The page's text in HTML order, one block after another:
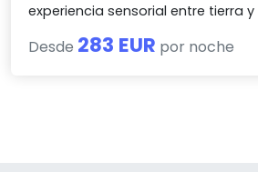
experiencia sensorial entre tierra y
Desde 283 EUR por noche